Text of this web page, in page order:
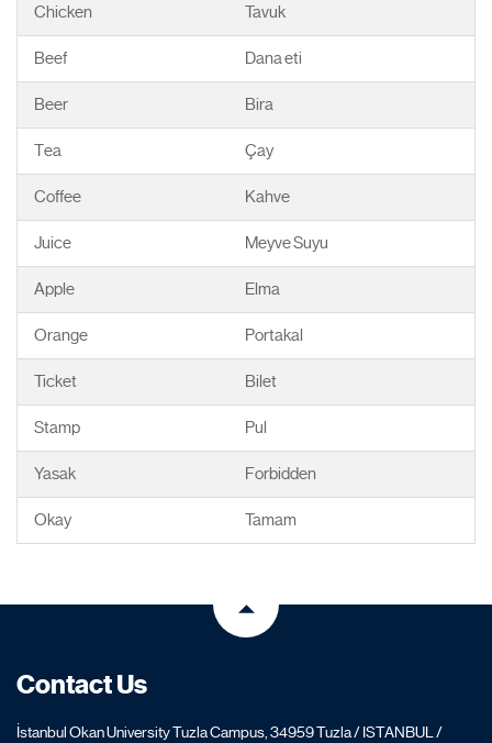
Chicken Tavuk
Beef Dana eti
Beer Bira
Tea Çay
Coffee Kahve
Juice Meyve Suyu
Apple Elma
Orange Portakal
Ticket Bilet
Stamp Pul
Yasak Forbidden
Okay Tamam
Contact Us
İstanbul Okan University Tuzla Campus, 34959 Tuzla / ISTANBUL /